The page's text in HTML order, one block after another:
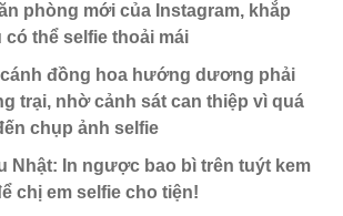
phòng mới của Instagram, khắp
thể selfie thoải mái
đồng hoa hướng dương phải
trại, nhờ cảnh sát can thiệp vì quá
chụp ảnh selfie
Nhật: In ngược bao bì trên tuýt kem
chị em selfie cho tiện!